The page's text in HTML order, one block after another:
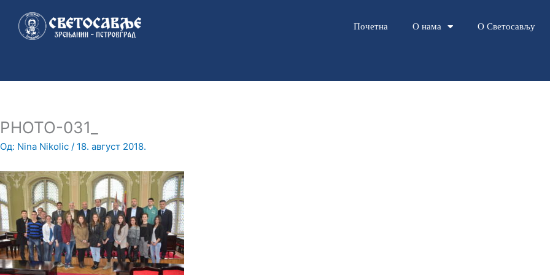
садржај
Почетна О нама О Светосављу
PHOTO-031_
Од: Nina Nikolic / 18. август 2018.